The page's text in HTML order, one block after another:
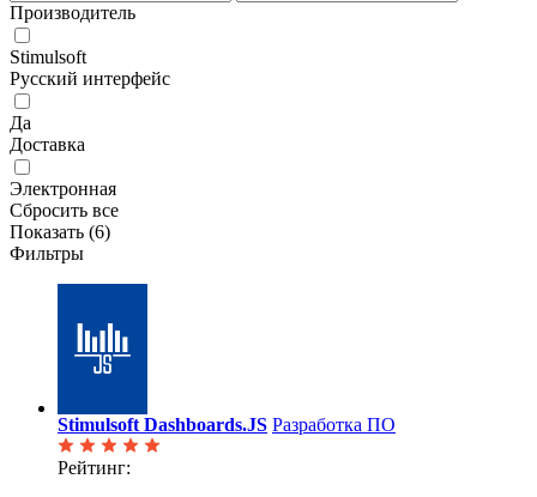
Производитель
Stimulsoft
Русский интерфейс
Да
Доставка
Электронная
Сбросить все
Показать (6)
Фильтры
Stimulsoft Dashboards.JS Разработка ПО
Рейтинг: